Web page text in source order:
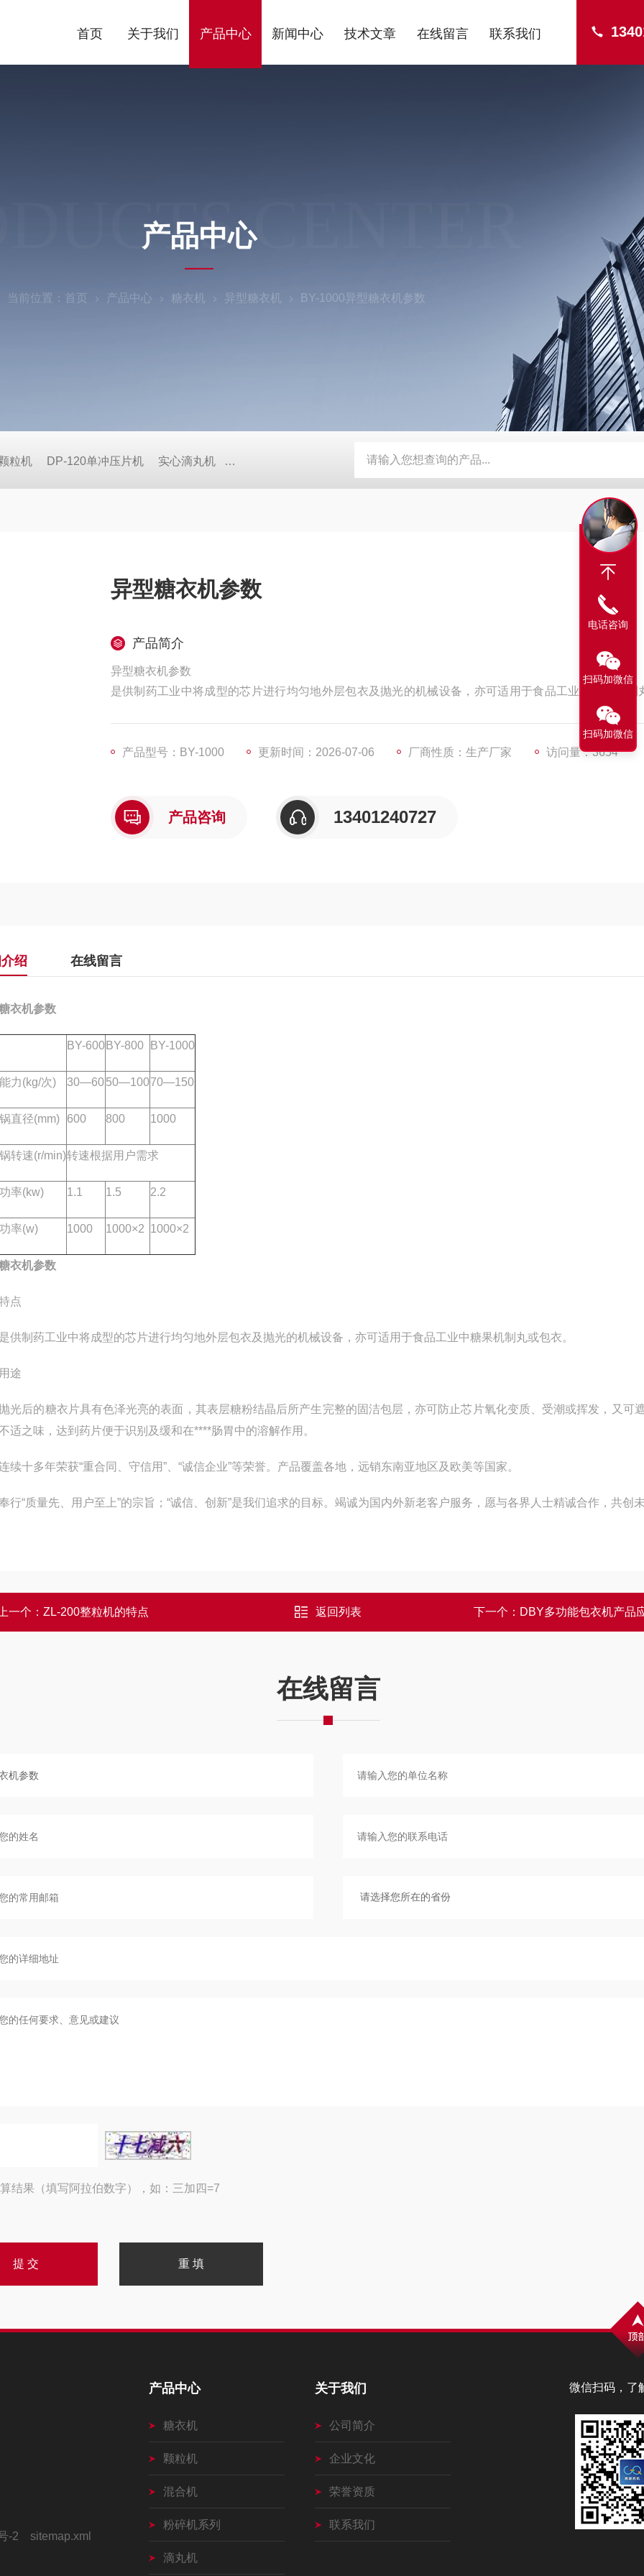
首页 关于我们 产品中心 新闻中心 技术文章 在线留言 联系我们
CENTER
产品中心
当前位置： 首页 产品中心 糖衣机 异型糖衣机 BY-1000异型糖衣机参数
粒机 DP-120单冲压片机 实心滴丸机 BY荸荠式糖衣机 BY-800\BY-1000八角糖衣机 DW-1滴丸机
异型糖衣机参数
产品简介
异型糖衣机参数
是供制药工业中将成型的芯片进行均匀地外层包衣及抛光的机械设备，亦可适用于食品工业中糖果机制
产品型号：BY-1000 更新时间：2026-07-06 厂商性质：生产厂家 访问量：3654
产品咨询 13401240727
绍 在线留言
衣机参数
BY-600 BY-800 BY-1000
力(kg/次) 30—6050—10070—150
直径(mm) 600 800 1000
转速(r/min)转速根据用户需求
率(kw) 1.1 1.5 2.2
率(w) 1000 1000×2 1000×2
衣机参数
点
供制药工业中将成型的芯片进行均匀地外层包衣及抛光的机械设备，亦可适用于食品工业中糖果机制丸或包衣。
途
光后的糖衣片具有色泽光亮的表面，其表层糖粉结晶后所产生完整的固洁包层，亦可防止芯片氧化变质、受潮或挥发，又可
适之味，达到药片便于识别及缓和在****肠胃中的溶解作用。
续十多年荣获“重合同、守信用”、“诚信企业”等荣誉。产品覆盖各地，远销东南亚地区及欧美等国家。
行“质量先、用户至上”的宗旨；“诚信、创新”是我们追求的目标。竭诚为国内外新老客户服务，愿与各界人士精诚合作，共创
一个： ZL-200整粒机的特点 返回列表 下一个： DBY多功能包衣机产品
在线留言
结果（填写阿拉伯数字），如：三加四=7
微信扫码，了
-2 sitemap.xml
产品中心
糖衣机
颗粒机
混合机
粉碎机系列
滴丸机
关于我们
公司简介
企业文化
荣誉资质
联系我们
电话咨询
扫码加微信
扫码加微信